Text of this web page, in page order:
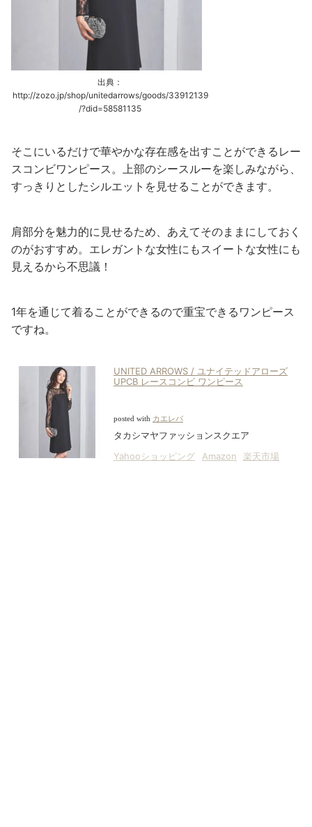
出典：
http://zozo.jp/shop/unitedarrows/goods/33912139
/?did=58581135
そこにいるだけで華やかな存在感を出すことができるレー
スコンビワンピース。上部のシースルーを楽しみながら、
すっきりとしたシルエットを見せることができます。
肩部分を魅力的に見せるため、あえてそのままにしておく
のがおすすめ。エレガントな女性にもスイートな女性にも
見えるから不思議！
1年を通じて着ることができるので重宝できるワンピース
ですね。
UNITED ARROWS / ユナイテッドアローズ
UPCB レースコンビ ワンピース
posted with カエレバ
タカシマヤファッションスクエア
Yahooショッピング
Amazon 楽天市場